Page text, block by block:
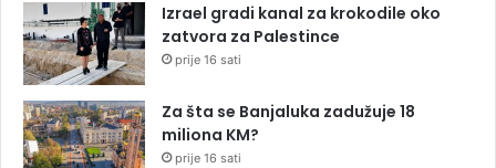
Izrael gradi kanal za krokodile oko
zatvora za Palestince
prije 16 sati
Za šta se Banjaluka zadužuje 18
miliona KM?
prije 16 sati